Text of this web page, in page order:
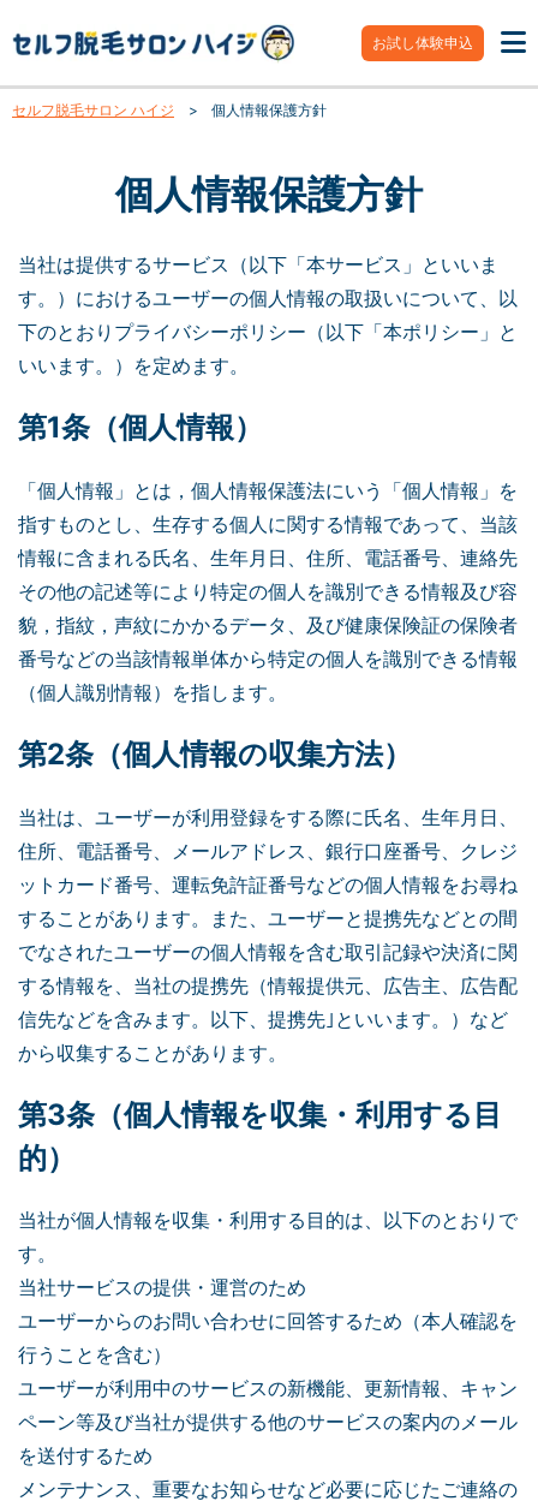
お試し体験申込
セルフ脱毛サロン ハイジ > 個人情報保護方針
個人情報保護方針
当社は提供するサービス（以下「本サービス」といいま
す。）におけるユーザーの個人情報の取扱いについて、以
下のとおりプライバシーポリシー（以下「本ポリシー」と
いいます。）を定めます。
第1条（個人情報）
「個人情報」とは，個人情報保護法にいう「個人情報」を
指すものとし、生存する個人に関する情報であって、当該
情報に含まれる氏名、生年月日、住所、電話番号、連絡先
その他の記述等により特定の個人を識別できる情報及び容
貌，指紋，声紋にかかるデータ、及び健康保険証の保険者
番号などの当該情報単体から特定の個人を識別できる情報
（個人識別情報）を指します。
第2条（個人情報の収集方法）
当社は、ユーザーが利用登録をする際に氏名、生年月日、
住所、電話番号、メールアドレス、銀行口座番号、クレジ
ットカード番号、運転免許証番号などの個人情報をお尋ね
することがあります。また、ユーザーと提携先などとの間
でなされたユーザーの個人情報を含む取引記録や決済に関
する情報を、当社の提携先（情報提供元、広告主、広告配
信先などを含みます。以下、提携先｣といいます。）など
から収集することがあります。
第3条（個人情報を収集・利用する目
的）
当社が個人情報を収集・利用する目的は、以下のとおりで
す。
当社サービスの提供・運営のため
ユーザーからのお問い合わせに回答するため（本人確認を
行うことを含む）
ユーザーが利用中のサービスの新機能、更新情報、キャン
ペーン等及び当社が提供する他のサービスの案内のメール
を送付するため
メンテナンス、重要なお知らせなど必要に応じたご連絡の